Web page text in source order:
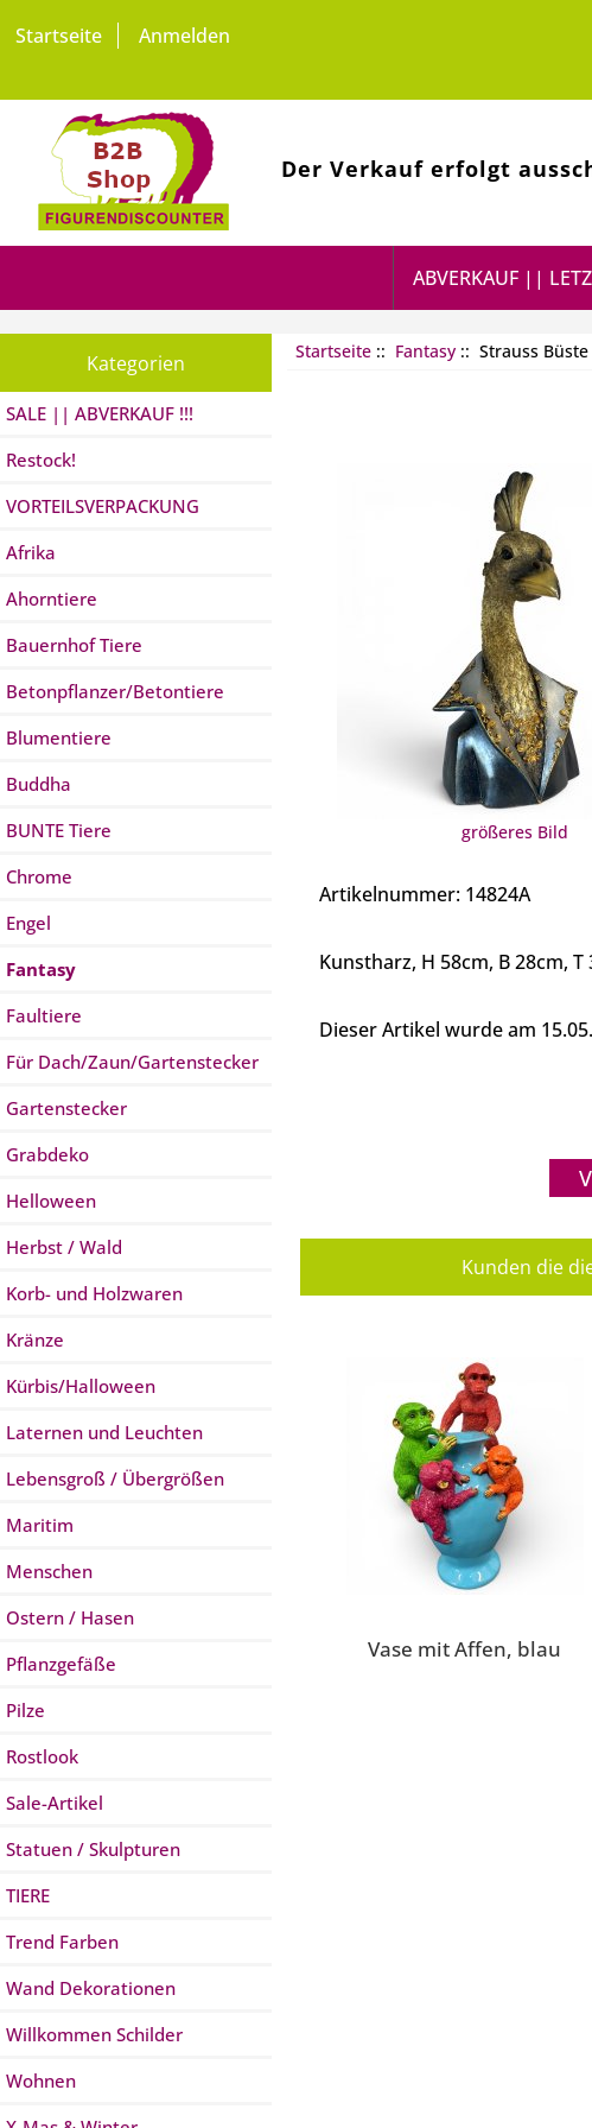
Startseite Anmelden
Der Verkauf erfolgt
ABVERKAUF ||
Kategorien
SALE || ABVERKAUF !!!
Restock!
VORTEILSVERPACKUNG
Afrika
Ahorntiere
Bauernhof Tiere
Betonpflanzer/Betontiere
Blumentiere
Buddha
BUNTE Tiere
Chrome
Engel
Fantasy
Faultiere
Für Dach/Zaun/Gartenstecker
Gartenstecker
Grabdeko
Helloween
Herbst / Wald
Korb- und Holzwaren
Kränze
Kürbis/Halloween
Laternen und Leuchten
Lebensgroß / Übergrößen
Maritim
Menschen
Ostern / Hasen
Pflanzgefäße
Pilze
Rostlook
Sale-Artikel
Statuen / Skulpturen
TIERE
Trend Farben
Wand Dekorationen
Willkommen Schilder
Wohnen
Startseite:: Fantasy:: Strauss Büste
größeres Bild
Artikelnummer: 14824A
Kunstharz, H 58cm, B 28cm, T
Dieser Artikel wurde am
Kunden die
Vase mit Affen, blau